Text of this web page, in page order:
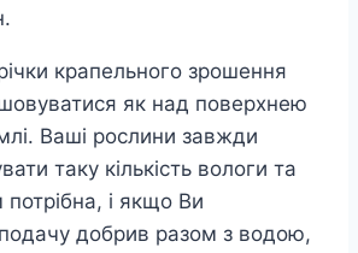
крапельного зрошення
як над поверхнею
Ваші рослини завжди
таку кількість вологи та
і якщо Ви
добрив разом з водою,